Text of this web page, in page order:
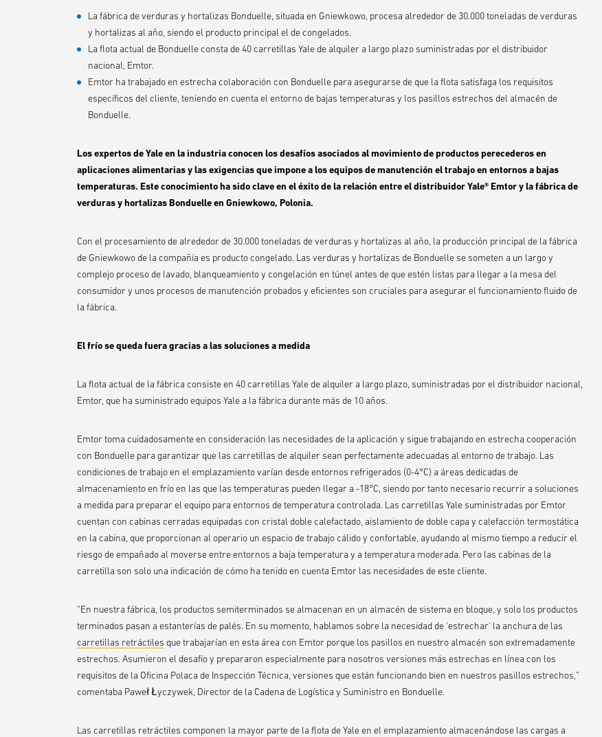
La fábrica de verduras y hortalizas Bonduelle, situada en Gniewkowo, procesa alrededor de 30.000 toneladas de verduras
y hortalizas al año, siendo el producto principal el de congelados.
La flota actual de Bonduelle consta de 40 carretillas Yale de alquiler a largo plazo suministradas por el distribuidor
nacional, Emtor.
Emtor ha trabajado en estrecha colaboración con Bonduelle para asegurarse de que la flota satisfaga los requisitos
específicos del cliente, teniendo en cuenta el entorno de bajas temperaturas y los pasillos estrechos del almacén de
Bonduelle.
Los expertos de Yale en la industria conocen los desafíos asociados al movimiento de productos perecederos en
aplicaciones alimentarias y las exigencias que impone a los equipos de manutención el trabajo en entornos a bajas
temperaturas. Este conocimiento ha sido clave en el éxito de la relación entre el distribuidor Yale® Emtor y la fábrica de
verduras y hortalizas Bonduelle en Gniewkowo, Polonia.
Con el procesamiento de alrededor de 30.000 toneladas de verduras y hortalizas al año, la producción principal de la fábrica
de Gniewkowo de la compañía es producto congelado. Las verduras y hortalizas de Bonduelle se someten a un largo y
complejo proceso de lavado, blanqueamiento y congelación en túnel antes de que estén listas para llegar a la mesa del
consumidor y unos procesos de manutención probados y eficientes son cruciales para asegurar el funcionamiento fluido de
la fábrica.
El frío se queda fuera gracias a las soluciones a medida
La flota actual de la fábrica consiste en 40 carretillas Yale de alquiler a largo plazo, suministradas por el distribuidor nacional,
Emtor, que ha suministrado equipos Yale a la fábrica durante más de 10 años.
Emtor toma cuidadosamente en consideración las necesidades de la aplicación y sigue trabajando en estrecha cooperación
con Bonduelle para garantizar que las carretillas de alquiler sean perfectamente adecuadas al entorno de trabajo. Las
condiciones de trabajo en el emplazamiento varían desde entornos refrigerados (0-4°C) a áreas dedicadas de
almacenamiento en frío en las que las temperaturas pueden llegar a -18°C, siendo por tanto necesario recurrir a soluciones
a medida para preparar el equipo para entornos de temperatura controlada. Las carretillas Yale suministradas por Emtor
cuentan con cabinas cerradas equipadas con cristal doble calefactado, aislamiento de doble capa y calefacción termostática
en la cabina, que proporcionan al operario un espacio de trabajo cálido y confortable, ayudando al mismo tiempo a reducir el
riesgo de empañado al moverse entre entornos a baja temperatura y a temperatura moderada. Pero las cabinas de la
carretilla son solo una indicación de cómo ha tenido en cuenta Emtor las necesidades de este cliente.
“En nuestra fábrica, los productos semiterminados se almacenan en un almacén de sistema en bloque, y solo los productos
terminados pasan a estanterías de palés. En su momento, hablamos sobre la necesidad de 'estrechar' la anchura de las
carretillas retráctiles que trabajarían en esta área con Emtor porque los pasillos en nuestro almacén son extremadamente
estrechos. Asumieron el desafío y prepararon especialmente para nosotros versiones más estrechas en línea con los
requisitos de la Oficina Polaca de Inspección Técnica, versiones que están funcionando bien en nuestros pasillos estrechos,”
comentaba Paweł Łyczywek, Director de la Cadena de Logística y Suministro en Bonduelle.
Las carretillas retráctiles componen la mayor parte de la flota de Yale en el emplazamiento almacenándose las cargas a